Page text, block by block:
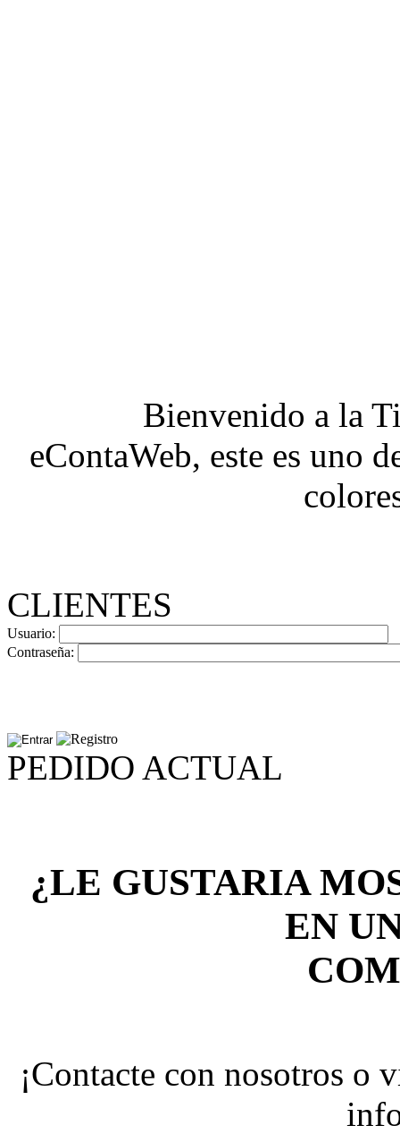
Bienvenido a la
eContaWeb, este es uno
CLIENTES
Usuario:
Contraseña:
PEDIDO ACTUAL
¿LE GUSTARIA
EN
¡Contacte con nosotros o